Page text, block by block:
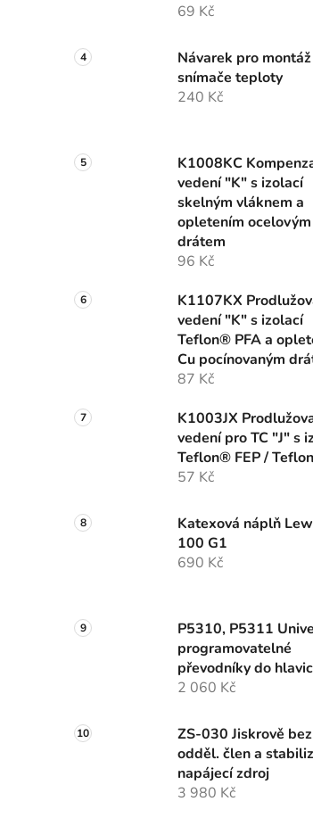
69 Kč
Návarek pro montáž
snímače teploty
240 Kč
K1008KC
vedení "K" s izolací
skelným vláknem a
opletením ocelovým
drátem
96 Kč
K1107KX
vedení "K" s izolací
Teflon® PFA a
Cu pocínovaným
87 Kč
K1003JX
vedení pro TC "J" s
Teflon® FEP /
57 Kč
Katexová náplň
100 G1
690 Kč
P5310, P5311
programovatelné
převodníky do
2 060 Kč
ZS-030 Jiskrově
odděl. člen a
napájecí zdroj
3 980 Kč